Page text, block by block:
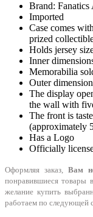
Brand: Fanatics
Imported
Case comes
prized
Holds jersey
Inner
Memorabilia
Outer
The display
the wall with
The front is
(approximately
Has a Logo
Officially
Оформляя заказ,Вам
понравившиеся товары
желание купить
работаем по следующей